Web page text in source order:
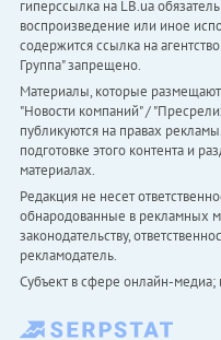
гиперссылка на LB.ua
воспроизведение или иное
содержится ссылка на
Группа" запрещено.
Материалы, которые
"Новости компаний" /
публикуются на правах
подготовке этого контента и
материалах.
Редакция не несет
обнародованные в рекламных
законодательству,
рекламодатель.
Субъект в сфере онлайн-